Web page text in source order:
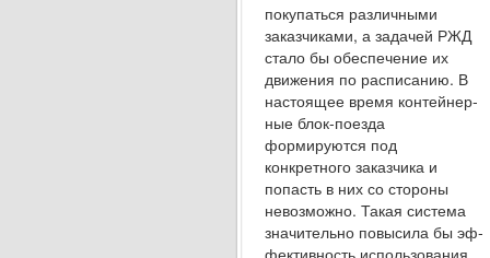
покупаться различными
заказчиками, а задачей РЖД
стало бы обеспечение их
движения по расписанию. В
настоящее время контейнер­
ные блок-поезда
формируются под
конкретного заказчика и
попасть в них со стороны
невозмож­но. Такая система
значительно повысила бы эф­
фективность использования